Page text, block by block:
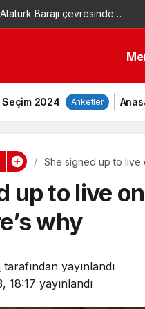
Atatürk Barajı çevresinde
Videolu Haber
Seçim 2024 Anketler
She signed up to live
up to live
why
tarafından yayınlandı
18:17 yayınlandı